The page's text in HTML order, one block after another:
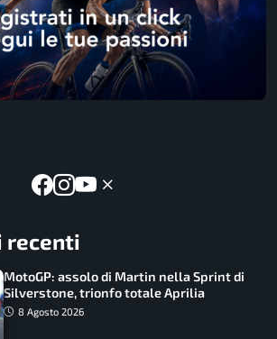
recenti
MotoGP: assolo di Martin nella Sprint di
Silverstone, trionfo totale Aprilia
8 Agosto 2026